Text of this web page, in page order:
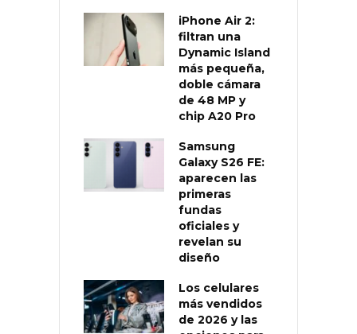
iPhone Air 2:
filtran una
Dynamic Island
más pequeña,
doble cámara
de 48 MP y
chip A20 Pro
Samsung
Galaxy S26 FE:
aparecen las
primeras
fundas
oficiales y
revelan su
diseño
Los celulares
más vendidos
de 2026 y las